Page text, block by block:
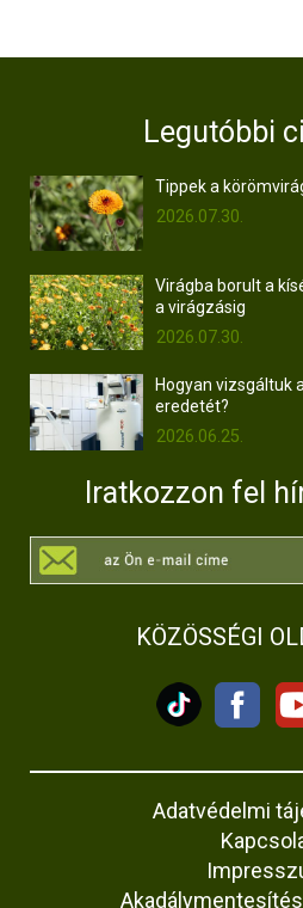
Legutóbbi
Tippek a
2026.07.30.
Virágba borult a
a virágzásig
2026.07.30.
Hogyan vizsgáltuk
eredetét?
2026.06.25.
Iratkozzon fel
KÖZÖSSÉGI
Adatvédelmi